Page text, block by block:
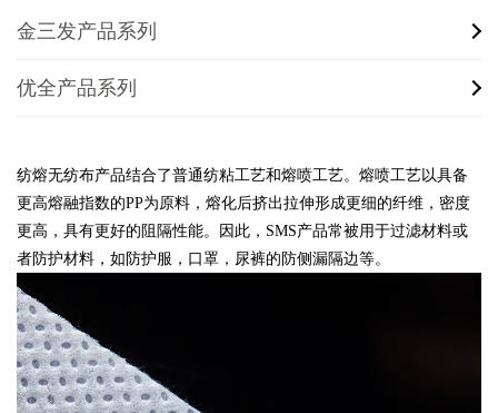
纺熔无纺布产品结合了普通纺粘工艺和熔喷工艺。熔喷工艺以具备
更高熔融指数的PP为原料，熔化后挤出拉伸形成更细的纤维，密度
更高，具有更好的阻隔性能。因此，SMS产品常被用于过滤材料或
者防护材料，如防护服，口罩，尿裤的防侧漏隔边等。
金三发产品系列
优全产品系列